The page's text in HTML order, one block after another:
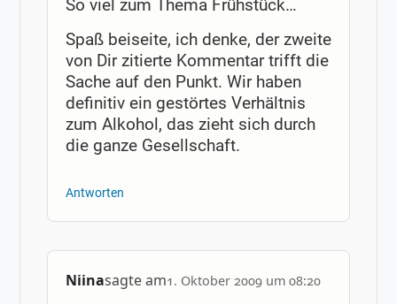
So viel zum Thema Frühstück…
Spaß beiseite, ich denke, der zweite
von Dir zitierte Kommentar trifft die
Sache auf den Punkt. Wir haben
definitiv ein gestörtes Verhältnis
zum Alkohol, das zieht sich durch
die ganze Gesellschaft.
Antworten
Niinasagte am1. Oktober 2009 um 08:20